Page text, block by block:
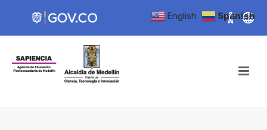
English Spanish